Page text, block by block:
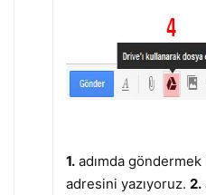
1.adımda
adresini yazıyoruz. 2.